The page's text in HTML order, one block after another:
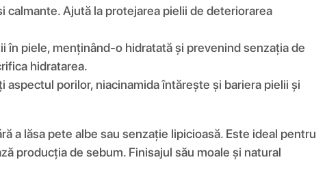
Ajută la protejarea pielii de deteriorarea
în piele, menținând-o hidratată și prevenind senzația de
hidratarea.
porilor, niacinamida întărește și bariera pielii și
a lăsa pete albe sau senzație lipicioasă. Este ideal pentru
producția de sebum. Finisajul său moale și natural